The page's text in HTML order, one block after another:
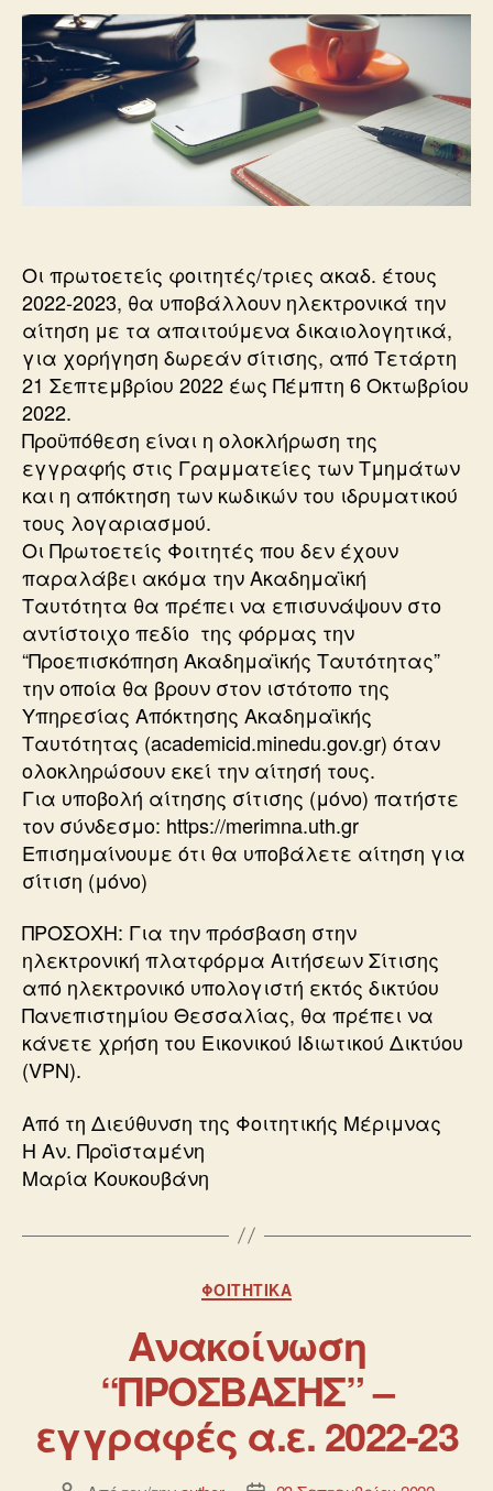
Οι πρωτοετείς φοιτητές/τριες ακαδ. έτους
2022-2023, θα υποβάλλουν ηλεκτρονικά την
αίτηση με τα απαιτούμενα δικαιολογητικά,
για χορήγηση δωρεάν σίτισης, από Τετάρτη
21 Σεπτεμβρίου 2022 έως Πέμπτη 6 Οκτωβρίου
2022.
Προϋπόθεση είναι η ολοκλήρωση της
εγγραφής στις Γραμματείες των Τμημάτων
και η απόκτηση των κωδικών του ιδρυματικού
τους λογαριασμού.
Οι Πρωτοετείς Φοιτητές που δεν έχουν
παραλάβει ακόμα την Ακαδημαϊκή
Ταυτότητα θα πρέπει να επισυνάψουν στο
αντίστοιχο πεδίο της φόρμας την
“Προεπισκόπηση Ακαδημαϊκής Ταυτότητας”
την οποία θα βρουν στον ιστότοπο της
Υπηρεσίας Απόκτησης Ακαδημαϊκής
Ταυτότητας (academicid.minedu.gov.gr) όταν
ολοκληρώσουν εκεί την αίτησή τους.
Για υποβολή αίτησης σίτισης (μόνο) πατήστε
τον σύνδεσμο: https://merimna.uth.gr
Επισημαίνουμε ότι θα υποβάλετε αίτηση για
σίτιση (μόνο)
ΠΡΟΣΟΧΗ: Για την πρόσβαση στην
ηλεκτρονική πλατφόρμα Αιτήσεων Σίτισης
από ηλεκτρονικό υπολογιστή εκτός δικτύου
Πανεπιστημίου Θεσσαλίας, θα πρέπει να
κάνετε χρήση του Εικονικού Ιδιωτικού Δικτύου
(VPN).
Από τη Διεύθυνση της Φοιτητικής Μέριμνας
Η Αν. Προϊσταμένη
Μαρία Κουκουβάνη
ΦΟΙΤΗΤΙΚΆ
Ανακοίνωση
“ΠΡΟΣΒΑΣΗΣ” –
εγγραφές α.ε. 2022-23